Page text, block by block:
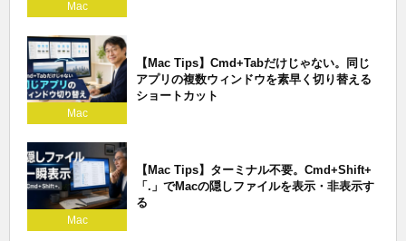
Mac
Mac
【Mac Tips】Cmd+Tabだけじゃない。同じ
アプリの複数ウィンドウを素早く切り替える
ショートカット
Mac
【Mac Tips】ターミナル不要。Cmd+Shift+
「.」でMacの隠しファイルを表示・非表示す
る